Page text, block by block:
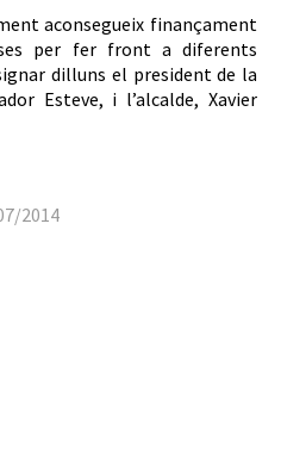
aconsegueix finançament
per fer front a diferents
dilluns el president de la
Esteve, i l’alcalde, Xavier
2014